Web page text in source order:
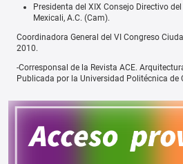
Presidenta del XIX Consejo Directivo
Mexicali, A.C. (Cam).
Coordinadora General del VI Congreso
2010.
-Corresponsal de la Revista ACE.
Publicada por la Universidad Politécnica de